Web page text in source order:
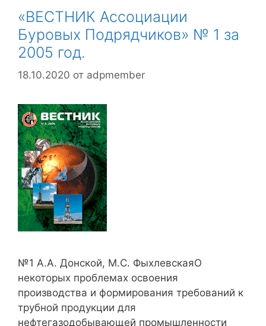
«ВЕСТНИК Ассоциации
Буровых Подрядчиков» № 1 за
2005 год.
18.10.2020 от adpmember
№1 А.А. Донской, М.С. ФыхлевскаяО
некоторых проблемах освоения
производства и формирования требований к
трубной продукции для
нефтегазодобывающей промышленности